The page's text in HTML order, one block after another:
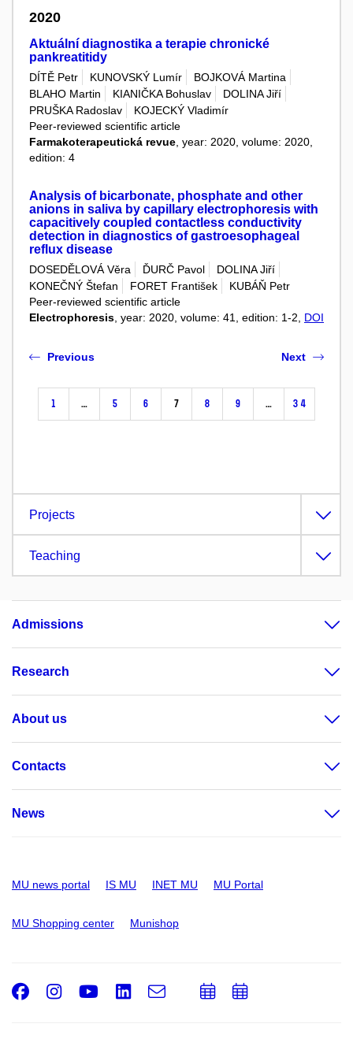
2020
Aktuální diagnostika a terapie chronické
pankreatitidy
DÍTĚ Petr KUNOVSKÝ Lumír
BOJKOVÁ Martina
BLAHO Martin
KIANIČKA Bohuslav
DOLINA Jiří
PRUŠKA Radoslav
KOJECKÝ Vladimír
Peer-reviewed scientific article
Farmakoterapeutická revue, year: 2020, volume: 2020,
edition: 4
Analysis of bicarbonate, phosphate and other
anions in saliva by capillary electrophoresis with
capacitively coupled contactless conductivity
detection in diagnostics of gastroesophageal
reflux disease
DOSEDĚLOVÁ Věra ĎURČ Pavol
DOLINA Jiří
KONEČNÝ Štefan
FORET František
KUBÁŇ Petr
Peer-reviewed scientific article
Electrophoresis , year: 2020, volume: 41, edition: 1-2, DOI
Previous
1 … 5 6 7 8 9 … 34
Next
Projects
Teaching
Admissions
Research
About us
Contacts
News
MU news portal IS MU INET MU MU Portal
MU Shopping center Munishop
Facebook
Instagram
Youtube
LinkedIn
e-
Email
AddAdd